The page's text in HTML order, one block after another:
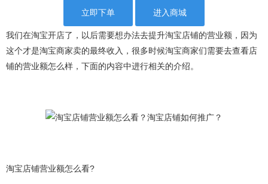
立即下单 进入商城
我们在淘宝开店了，以后需要想办法去提升淘宝店铺的营业额，因为
这个才是淘宝商家卖的最终收入，很多时候淘宝商家们需要去查看店
铺的营业额怎么样，下面的内容中进行相关的介绍。
淘宝店铺营业额怎么看?